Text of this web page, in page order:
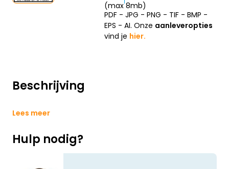
Beschrijving
Lees meer
Hulp nodig?
(max 8mb)
PDF - JPG - PNG - TIF - BMP -
EPS - AI. Onze aanleveropties
vind je hier.